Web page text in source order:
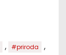
, #priroda ,